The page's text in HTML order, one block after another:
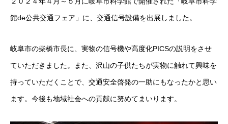
館de公共交通フェア」に、交通信号設備を出展しました。
岐阜市の柴橋市長に、実物の信号機や高度化PICSの説明をさせ
ていただきました。また、沢山の子供たちが実物に触れて興味を
持っていただくことで、交通安全啓発の一助にもなったかと思い
ます。今後も地域社会への貢献に努めてまいります。